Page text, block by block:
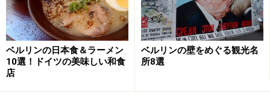
アップルウォルナッツキャラメルケーキ
バルコミズ・デリの人気メニューは、なんといってもボ
リュームたっぷりのホームメイドケーキ（3.3ユーロ）。
ニューヨークチーズケーキにアップルウォールナッツキ
ャラメルケーキ、ラズベリーガナッシュケーキ、ピーカ
ベルリンの日本食＆ラーメン
10選！ドイツの美味しい和食
店
ベルリンの壁をめぐる観光名
所8選